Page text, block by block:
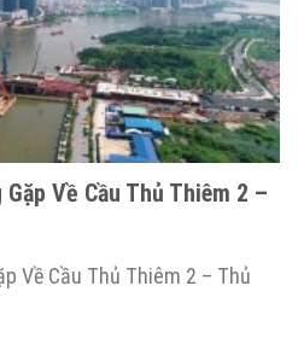
Về Cầu Thủ Thiêm 2 –
Về Cầu Thủ Thiêm 2 – Thủ